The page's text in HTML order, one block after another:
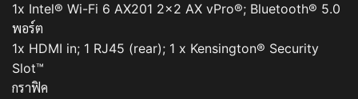
1x Intel® Wi-Fi 6 AX201 2×2 AX vPro®; Bluetooth® 5.0
พอร์ต
1x HDMI in; 1 RJ45 (rear); 1 x Kensington® Security
Slot™
กราฟิค